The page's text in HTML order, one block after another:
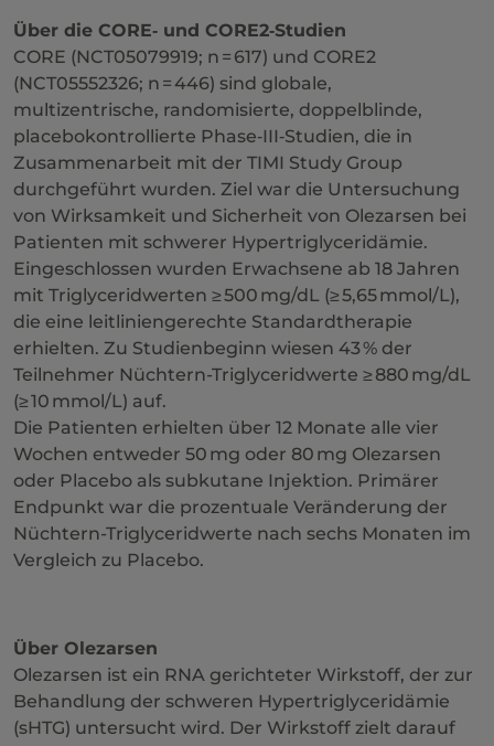
Über die CORE‑ und CORE2‑Studien
CORE (NCT05079919; n = 617) und CORE2
(NCT05552326; n = 446) sind globale,
multizentrische, randomisierte, doppelblinde,
placebokontrollierte Phase‑III‑Studien, die in
Zusammenarbeit mit der TIMI Study Group
durchgeführt wurden. Ziel war die Untersuchung
von Wirksamkeit und Sicherheit von Olezarsen bei
Patienten mit schwerer Hypertriglyceridämie.
Eingeschlossen wurden Erwachsene ab 18 Jahren
mit Triglyceridwerten ≥ 500 mg/dL (≥ 5,65 mmol/L),
die eine leitliniengerechte Standardtherapie
erhielten. Zu Studienbeginn wiesen 43 % der
Teilnehmer Nüchtern-Triglyceridwerte ≥ 880 mg/dL
(≥ 10 mmol/L) auf.
Die Patienten erhielten über 12 Monate alle vier
Wochen entweder 50 mg oder 80 mg Olezarsen
oder Placebo als subkutane Injektion. Primärer
Endpunkt war die prozentuale Veränderung der
Nüchtern-Triglyceridwerte nach sechs Monaten im
Vergleich zu Placebo.
Über Olezarsen
Olezarsen ist ein RNA gerichteter Wirkstoff, der zur
Behandlung der schweren Hypertriglyceridämie
(sHTG) untersucht wird. Der Wirkstoff zielt darauf